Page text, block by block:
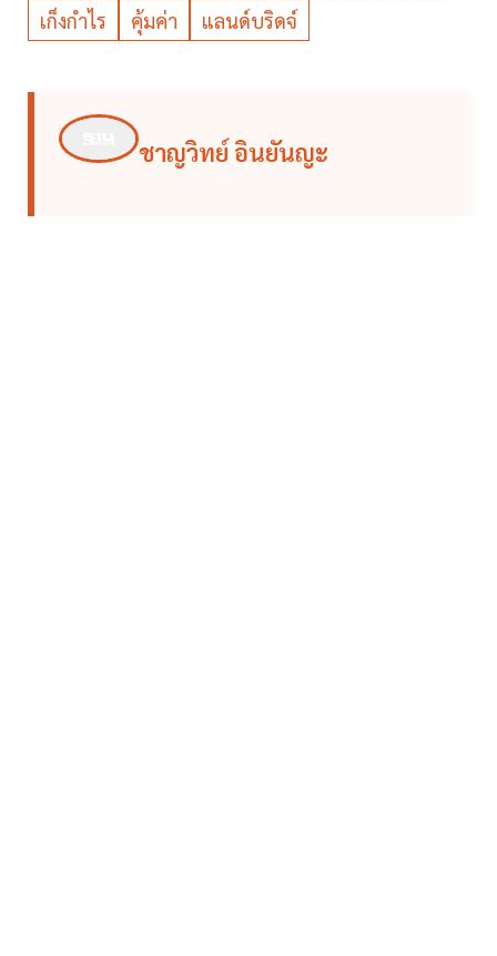
เก็งกำไร
คุ้มค่า แลนด์บริดจ์
ชาญวิทย์ อินยันญะ